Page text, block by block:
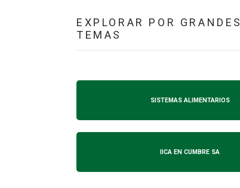
EXPLORAR POR GRANDES
TEMAS
SISTEMAS ALIMENTARIOS
IICA EN CUMBRE SA